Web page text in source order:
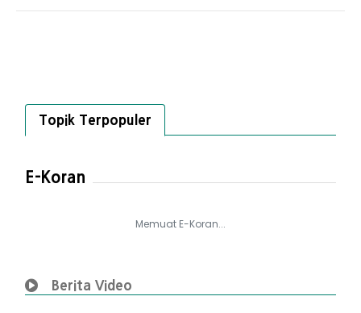
Topik Terpopuler
E-Koran
Memuat E-Koran...
Berita Video